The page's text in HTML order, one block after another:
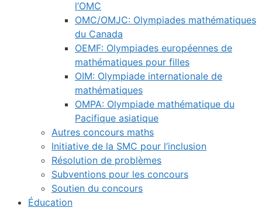
l’OMC
OMC/OMJC: Olympiades mathématiques
du Canada
OEMF: Olympiades européennes de
mathématiques pour filles
OIM: Olympiade internationale de
mathématiques
OMPA: Olympiade mathématique du
Pacifique asiatique
Autres concours maths
Initiative de la SMC pour l’inclusion
Résolution de problèmes
Subventions pour les concours
Soutien du concours
Éducation